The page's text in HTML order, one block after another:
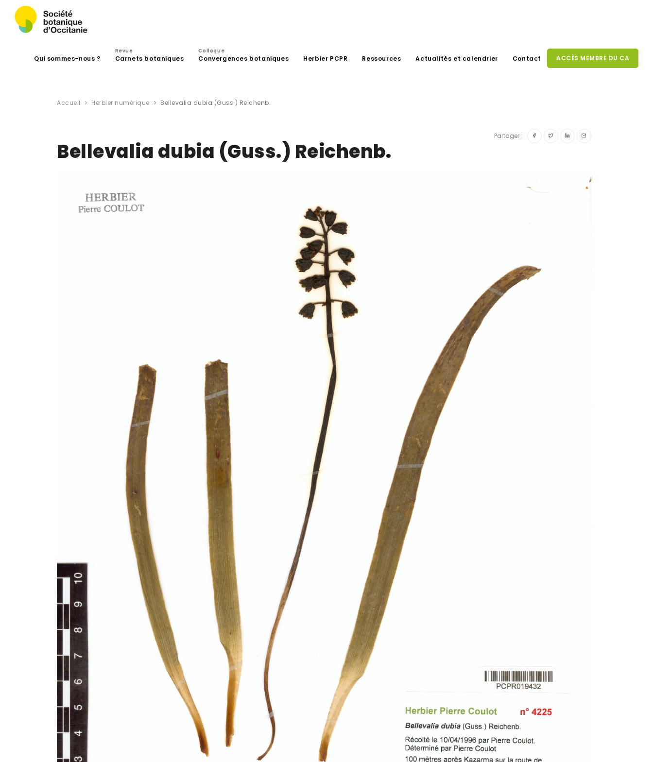
Qui sommes-nous ?
Revue
Carnets botaniques
Colloque
Convergences botaniques Herbier PCPR Ressources Actualités et calendrier Contact ACCÈS MEMBRE DU CA
Accueil Herbier numérique Bellevalia dubia (Guss.) Reichenb.
Partager :
Bellevalia dubia (Guss.) Reichenb.